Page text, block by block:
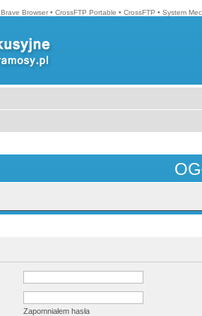
Brave Browser • CrossFTP Portable • CrossFTP • System
Zapomniałem hasła